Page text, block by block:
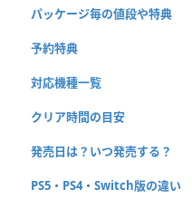
パッケージ毎の値段や特典
予約特典
対応機種一覧
クリア時間の目安
発売日は？いつ発売する？
PS5・PS4・Switch版の違い